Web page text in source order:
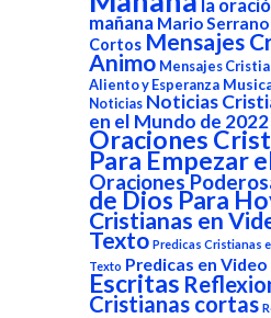
la
mañana Mario Serrano
Cortos Mensajes
Animo Mensajes
Aliento y Esperanza
Noticias Noticias
en el Mundo de 2022
Oraciones
Para Empezar
Oraciones
de Dios Para
Cristianas en
Texto Predicas Cristianas
Texto Predicas en Video
Escritas
Cristianas cortas